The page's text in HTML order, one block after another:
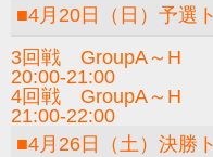
■4月20日（日）予選
3回戦 GroupA～H
20:00-21:00
4回戦 GroupA～H
21:00-22:00
■4月26日（土）決勝